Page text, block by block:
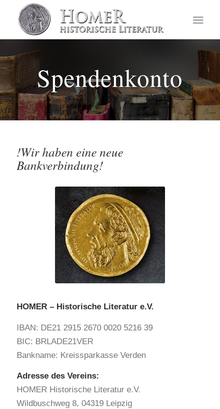
Spendenkonto
!Wir haben eine neue
Bankverbindung!
HOMER – Historische Literatur e.V.
IBAN: DE21 2915 2670 0020 5216 39
BIC: BRLADE21VER
Bankname: Kreissparkasse Verden
Adresse des Vereins:
HOMER Historische Literatur e.V.
Wildbuschweg 8, 04319 Leipzig